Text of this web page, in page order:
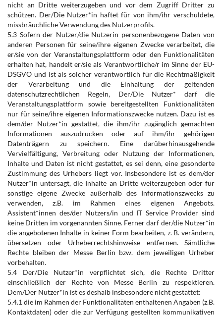
nicht an Dritte weiterzugeben und vor dem Zugriff Dritter zu
schützen. Der/Die Nutzer*in haftet für von ihm/ihr verschuldete,
missbräuchliche Verwendung des Nutzerprofils.
5.3 Sofern der Nutzer/die Nutzerin personenbezogene Daten von
anderen Personen für seine/ihre eigenen Zwecke verarbeitet, die
er/sie von der Veranstaltungsplattform oder den Funktionalitäten
erhalten hat, handelt er/sie als Verantwortliche/r im Sinne der EU-
DSGVO und ist als solcher verantwortlich für die Rechtmäßigkeit
der Verarbeitung und die Einhaltung der geltenden
datenschutzrechtlichen Regeln, Der/Die Nutzer* darf die
Veranstaltungsplattform sowie bereitgestellten Funktionalitäten
nur für seine/ihre eigenen Informationszwecke nutzen. Dazu ist es
dem/der Nutzer*in gestattet, die ihm/ihr zugänglich gemachten
Informationen auszudrucken oder auf ihm/ihr gehörigen
Datenträgern zu speichern. Eine darüberhinausgehende
Vervielfältigung, Verbreitung oder Nutzung der Informationen,
Inhalte und Daten ist nicht gestattet, es sei denn, eine gesonderte
Zustimmung des Urhebers liegt vor. Insbesondere ist es dem/der
Nutzer*in untersagt, die Inhalte an Dritte weiterzugeben oder für
sonstige eigene Zwecke außerhalb des Informationszwecks zu
verwenden, z.B. im Rahmen eines eigenen Angebots.
Assistent*innen des/der Nutzers/in und IT Service Provider sind
keine Dritten im vorgenannten Sinne. Ferner darf der/die Nutzer*in
die angebotenen Inhalte in keiner Form bearbeiten, z. B. verändern,
übersetzen oder Urheberrechtshinweise entfernen. Sämtliche
Rechte bleiben der Messe Berlin bzw. dem jeweiligen Urheber
vorbehalten.
5.4 Der/Die Nutzer*in verpflichtet sich, die Rechte Dritter
einschließlich der Rechte von Messe Berlin zu respektieren.
Dem/Der Nutzer*in ist es deshalb insbesondere nicht gestattet:
5.4.1 die im Rahmen der Funktionalitäten enthaltenen Angaben (z.B.
Kontaktdaten) oder die zur Verfügung gestellten kommunikativen